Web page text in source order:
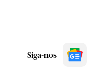
Siga-nos